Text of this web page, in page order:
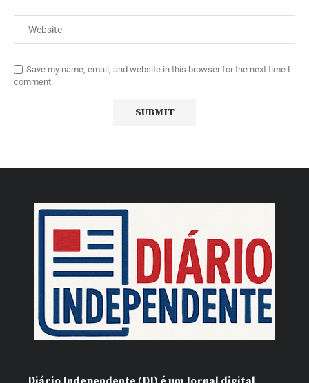
Save my name, email, and website in this browser for the next time I
comment.